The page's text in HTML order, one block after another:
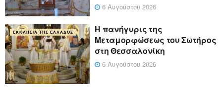
6 Αυγούστου 2026
ΕΚΚΛΗΣΊΑ ΤΗΣ ΕΛΛΆΔΟΣ
Η πανήγυρις της
Μεταμορφώσεως του Σωτήρος
στη Θεσσαλονίκη
6 Αυγούστου 2026